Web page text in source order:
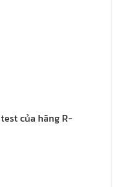
của hãng R-